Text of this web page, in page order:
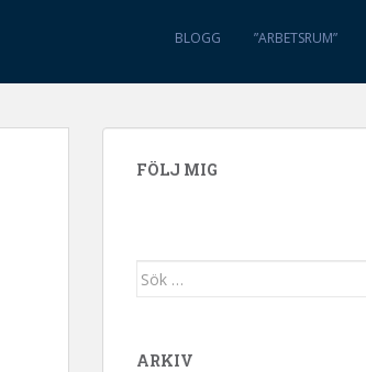
BLOGG ”ARBETSRUM”
FÖLJ MIG
Sök efter:
ARKIV